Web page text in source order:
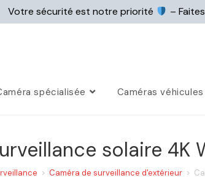
Votre sécurité est notre priorité –
spécialisée Caméras véhicules
solaire 4K
> Caméra de surveillance d'extérieur >